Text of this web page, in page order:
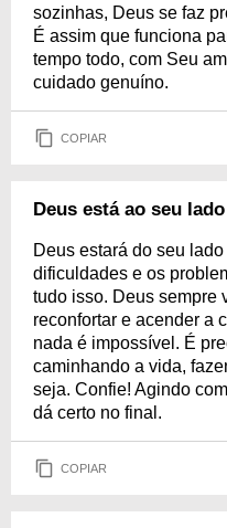
sozinhas, Deus se faz
É assim que funciona
tempo todo, com Seu
cuidado genuíno.
COPIAR
Deus está ao seu
Deus estará do seu
dificuldades e os
tudo isso. Deus sempre
reconfortar e acender a
nada é impossível. É
caminhando a vida,
seja. Confie! Agindo
dá certo no final.
COPIAR